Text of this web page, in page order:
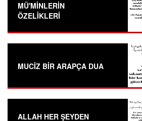
MÜ'MİNLERİN
ÖZELİKLERİ
MUCİZ BİR ARAPÇA DUA
ALLAH HER ŞEYDEN